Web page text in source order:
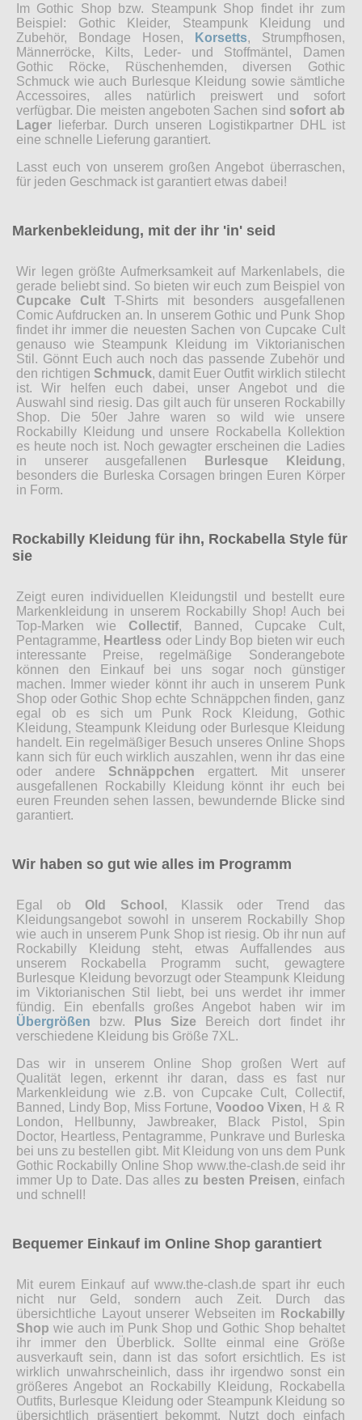
Im Gothic Shop bzw. Steampunk Shop findet ihr zum
Beispiel: Gothic Kleider, Steampunk Kleidung und
Zubehör, Bondage Hosen,
Korsetts, Strumpfhosen,
Männerröcke, Kilts, Leder- und Stoffmäntel, Damen
Gothic Röcke, Rüschenhemden, diversen Gothic
Schmuck wie auch Burlesque Kleidung sowie sämtliche
Accessoires, alles natürlich preiswert und sofort
verfügbar. Die meisten angeboten Sachen sind sofort ab
Lager lieferbar. Durch unseren Logistikpartner DHL ist
eine schnelle Lieferung garantiert.
Lasst euch von unserem großen Angebot überraschen,
für jeden Geschmack ist garantiert etwas dabei!
Markenbekleidung, mit der ihr 'in' seid
Wir legen größte Aufmerksamkeit auf Markenlabels, die
gerade beliebt sind. So bieten wir euch zum Beispiel von
Cupcake Cult T-Shirts mit besonders ausgefallenen
Comic Aufdrucken an. In unserem Gothic und Punk Shop
findet ihr immer die neuesten Sachen von Cupcake Cult
genauso wie Steampunk Kleidung im Viktorianischen
Stil. Gönnt Euch auch noch das passende Zubehör und
den richtigen Schmuck, damit Euer Outfit wirklich stilecht
ist. Wir helfen euch dabei, unser Angebot und die
Auswahl sind riesig. Das gilt auch für unseren Rockabilly
Shop. Die 50er Jahre waren so wild wie unsere
Rockabilly Kleidung und unsere Rockabella Kollektion
es heute noch ist. Noch gewagter erscheinen die Ladies
in unserer ausgefallenen
Burlesque Kleidung,
besonders die Burleska Corsagen bringen Euren Körper
in Form.
Rockabilly Kleidung für ihn, Rockabella Style für
sie
Zeigt euren individuellen Kleidungstil und bestellt eure
Markenkleidung in unserem Rockabilly Shop! Auch bei
Top-Marken wie Collectif, Banned, Cupcake Cult,
Pentagramme, Heartless oder Lindy Bop bieten wir euch
interessante Preise, regelmäßige Sonderangebote
können den Einkauf bei uns sogar noch günstiger
machen. Immer wieder könnt ihr auch in unserem Punk
Shop oder Gothic Shop echte Schnäppchen finden, ganz
egal ob es sich um Punk Rock Kleidung, Gothic
Kleidung, Steampunk Kleidung oder Burlesque Kleidung
handelt. Ein regelmäßiger Besuch unseres Online Shops
kann sich für euch wirklich auszahlen, wenn ihr das eine
oder andere Schnäppchen ergattert. Mit unserer
ausgefallenen Rockabilly Kleidung könnt ihr euch bei
euren Freunden sehen lassen, bewundernde Blicke sind
garantiert.
Wir haben so gut wie alles im Programm
Egal ob Old School , Klassik oder Trend das
Kleidungsangebot sowohl in unserem Rockabilly Shop
wie auch in unserem Punk Shop ist riesig. Ob ihr nun auf
Rockabilly Kleidung steht, etwas Auffallendes aus
unserem Rockabella Programm sucht, gewagtere
Burlesque Kleidung bevorzugt oder Steampunk Kleidung
im Viktorianischen Stil liebt, bei uns werdet ihr immer
fündig. Ein ebenfalls großes Angebot haben wir im
Übergrößen bzw. Plus Size Bereich dort findet ihr
verschiedene Kleidung bis Größe 7XL.
Das wir in unserem Online Shop großen Wert auf
Qualität legen, erkennt ihr daran, dass es fast nur
Markenkleidung wie z.B. von Cupcake Cult, Collectif,
Banned, Lindy Bop, Miss Fortune, Voodoo Vixen, H & R
London, Hellbunny, Jawbreaker, Black Pistol, Spin
Doctor, Heartless, Pentagramme, Punkrave und Burleska
bei uns zu bestellen gibt. Mit Kleidung von uns dem Punk
Gothic Rockabilly Online Shop www.the-clash.de seid ihr
immer Up to Date. Das alles zu besten Preisen, einfach
und schnell!
Bequemer Einkauf im Online Shop garantiert
Mit eurem Einkauf auf www.the-clash.de spart ihr euch
nicht nur Geld, sondern auch Zeit. Durch das
übersichtliche Layout unserer Webseiten im
Rockabilly
Shop wie auch im Punk Shop und Gothic Shop behaltet
ihr immer den Überblick. Sollte einmal eine Größe
ausverkauft sein, dann ist das sofort ersichtlich. Es ist
wirklich unwahrscheinlich, dass ihr irgendwo sonst ein
größeres Angebot an Rockabilly Kleidung, Rockabella
Outfits, Burlesque Kleidung oder Steampunk Kleidung so
übersichtlich präsentiert bekommt. Nutzt doch einfach